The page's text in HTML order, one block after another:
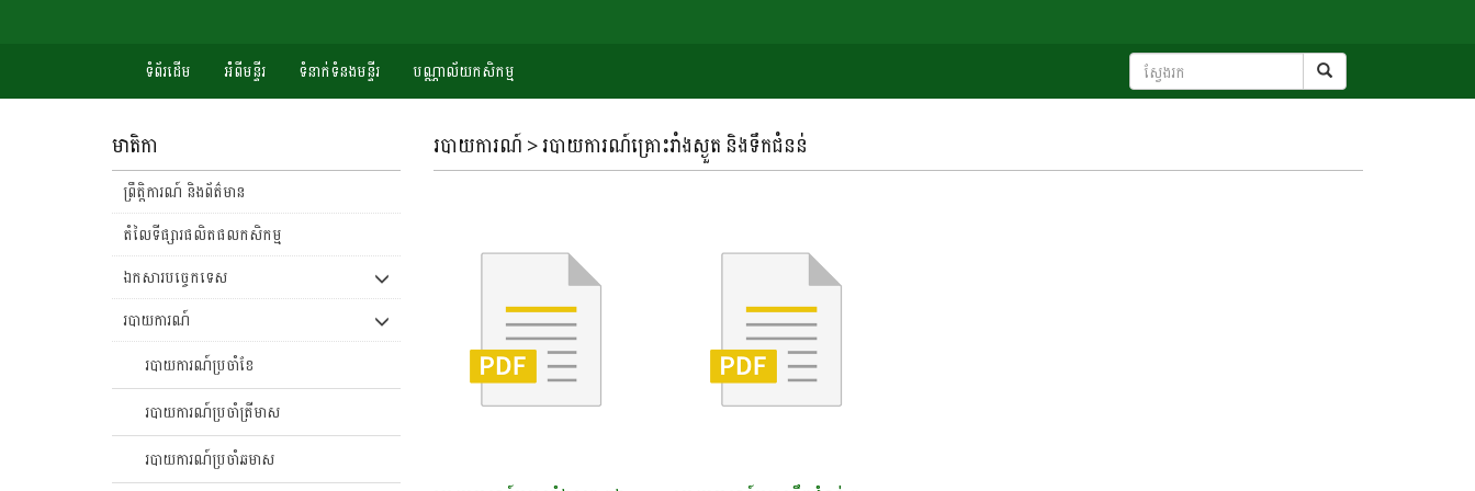
ទំព័រដើម អំំពីមន្ទីរ ទំនាក់ទំនងមន្ទីរ បណ្ណាល័យកសិកម្ម
មាតិកា
ព្រឹត្តិការណ៍ និងព័ត៌មាន
តំលៃទីផ្សារផលិតផលកសិកម្ម
ឯកសារបច្ចេកទេស
របាយការណ៍
របាយការណ៍ប្រចាំខែ
របាយការណ៍ប្រចាំត្រីមាស
របាយការណ៍ប្រចាំឆមាស
របាយការណ៍ > របាយការណ៍គ្រោះរាំងស្ងួត និងទឹកជំនន់